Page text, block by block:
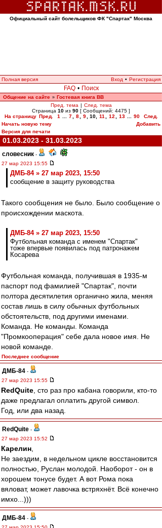
Официальный сайт болельщиков ФК "Спартак" Москва
Полная версия Вход • Регистрация
FAQ • Поиск
Общение на сайте » Гостевая книга ВВ
Пред. тема | След. тема
Страница 10 из 90 [ Сообщений: 4475 ]
На страницу Пред. 1 7 8 9 10, 11 12 13 90
След.
Начать новую тему
Добавить
Версия для печати
01.03.2023 - 31.03.2023
словесник -
27 мар 2023 15:55
ДМБ-84 » 27 мар 2023, 15:50
сообщение в защиту руководства
Такого сообщения не было. Было сообщение о
происхождении маскота.
ДМБ-84 » 27 мар 2023, 15:50
Футбольная команда с именем "Спартак"
тоже впервые появилась под патронажем
Косарева
Футбольная команда, получившая в 1935-м
паспорт под фамилией "Спартак", почти
полтора десятилетия органично жила, меняя
состав лишь в силу обычных футбольных
обстоятельств, под другими именами.
Команда. Не команды. Команда
"Промкооперация" себе дала новое имя. Не
новой команде.
Последнее сообщение
ДМБ-84 -
27 мар 2023 15:55
RedQuite , сто раз про кабана говорили, кто-то
даже предлагал оплатить другой символ.
Год, или два назад.
RedQuite -
27 мар 2023 15:52
Карелин
Не заездим, в недельном цикле восстановится
полностью, Руслан молодой. Наоборот - он в
хорошем тонусе будет. А вот Рома пока
вяловат, может лавочка встряхнёт. Всё конечно
имхо...)))
ДМБ-84 -